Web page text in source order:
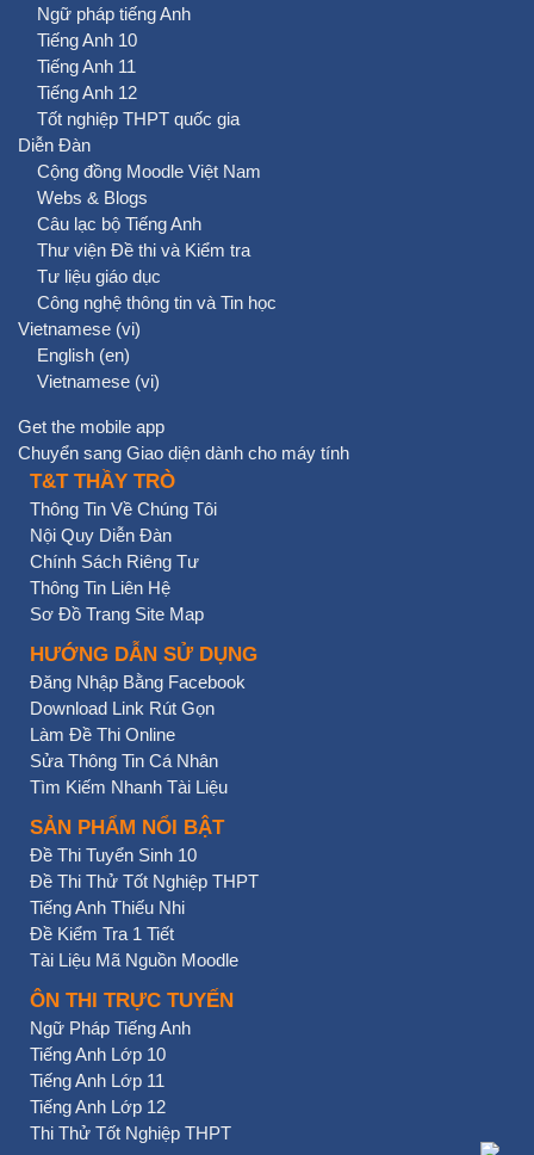
Ngữ pháp tiếng Anh
Tiếng Anh 10
Tiếng Anh 11
Tiếng Anh 12
Tốt nghiệp THPT quốc gia
Diễn Đàn
Cộng đồng Moodle Việt Nam
Webs & Blogs
Câu lạc bộ Tiếng Anh
Thư viện Đề thi và Kiểm tra
Tư liệu giáo dục
Công nghệ thông tin và Tin học
Vietnamese ‎(vi)‎
English ‎(en)‎
Vietnamese ‎(vi)‎
Get the mobile app
Chuyển sang Giao diện dành cho máy tính
T&T THẦY TRÒ
Thông Tin Về Chúng Tôi
Nội Quy Diễn Đàn
Chính Sách Riêng Tư
Thông Tin Liên Hệ
Sơ Đồ Trang Site Map
HƯỚNG DẪN SỬ DỤNG
Đăng Nhập Bằng Facebook
Download Link Rút Gọn
Làm Đề Thi Online
Sửa Thông Tin Cá Nhân
Tìm Kiếm Nhanh Tài Liệu
SẢN PHẨM NỔI BẬT
Đề Thi Tuyển Sinh 10
Đề Thi Thử Tốt Nghiệp THPT
Tiếng Anh Thiếu Nhi
Đề Kiểm Tra 1 Tiết
Tài Liệu Mã Nguồn Moodle
ÔN THI TRỰC TUYẾN
Ngữ Pháp Tiếng Anh
Tiếng Anh Lớp 10
Tiếng Anh Lớp 11
Tiếng Anh Lớp 12
Thi Thử Tốt Nghiệp THPT